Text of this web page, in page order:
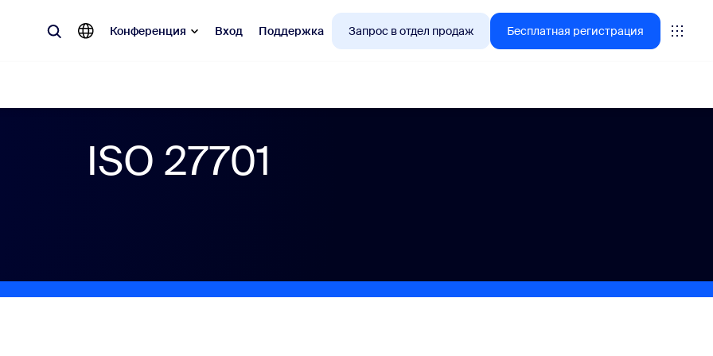
Конференция Вход Поддержка Запрос в отдел продаж Бесплатная регистрация
Canvas
ISO 27701